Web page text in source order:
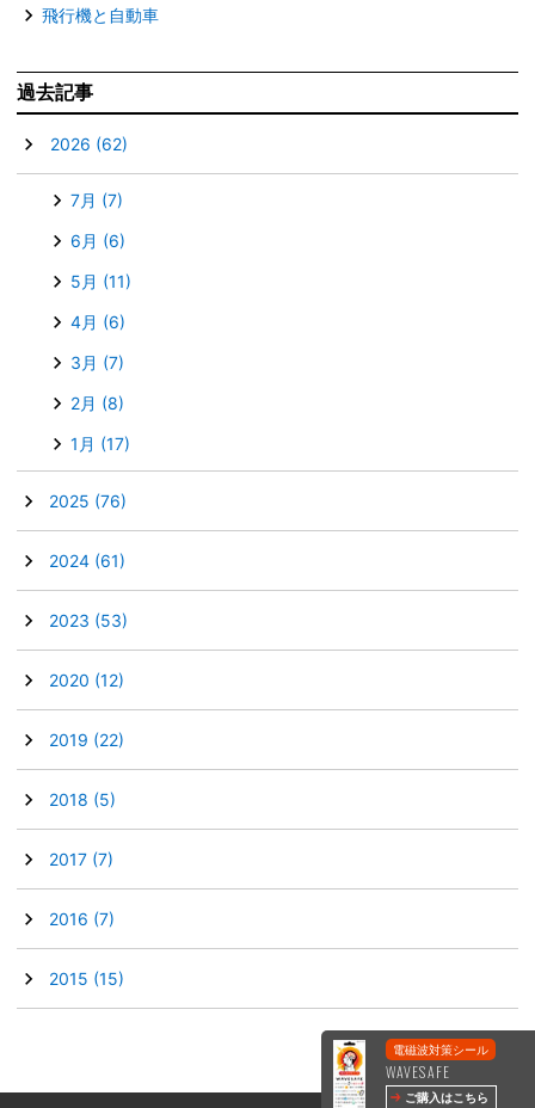
飛行機と自動車
過去記事
2026 (62)
7月 (7)
6月 (6)
5月 (11)
4月 (6)
3月 (7)
2月 (8)
1月 (17)
2025 (76)
2024 (61)
2023 (53)
2020 (12)
2019 (22)
2018 (5)
2017 (7)
2016 (7)
2015 (15)
電磁波対策シール
WAVESAFE
ご購入はこちら